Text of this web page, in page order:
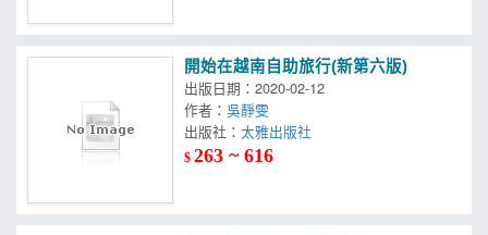
開始在越南自助旅行(新第六版)
出版日期：2020-02-12
作者：吳靜雯
出版社：
$263 ~ 616